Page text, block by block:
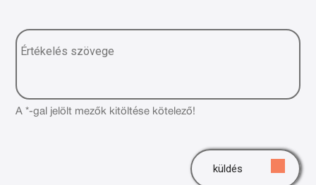
A *-gal jelölt mezők kitöltése kötelező!
küldés